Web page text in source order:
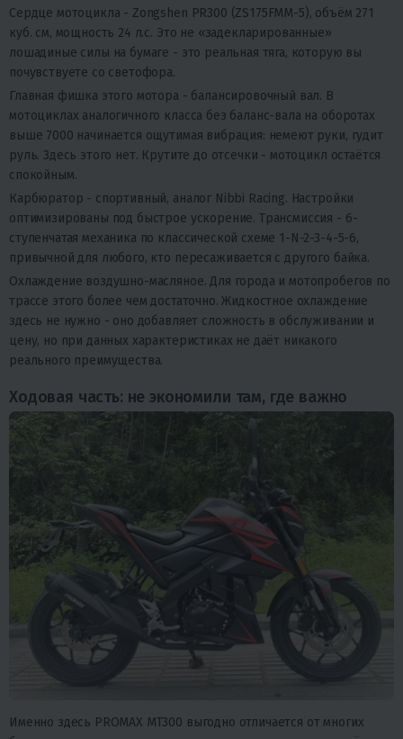
Сердце мотоцикла - Zongshen PR300 (ZS175FMM-5), объём 271
куб. см, мощность 24 л.с. Это не «задекларированные»
лошадиные силы на бумаге - это реальная тяга, которую вы
почувствуете со светофора.
Главная фишка этого мотора - балансировочный вал. В
мотоциклах аналогичного класса без баланс-вала на оборотах
выше 7000 начинается ощутимая вибрация: немеют руки, гудит
руль. Здесь этого нет. Крутите до отсечки - мотоцикл остаётся
спокойным.
Карбюратор - спортивный, аналог Nibbi Racing. Настройки
оптимизированы под быстрое ускорение. Трансмиссия - 6-
ступенчатая механика по классической схеме 1-N-2-3-4-5-6,
привычной для любого, кто пересаживается с другого байка.
Охлаждение воздушно-масляное. Для города и мотопробегов по
трассе этого более чем достаточно. Жидкостное охлаждение
здесь не нужно - оно добавляет сложность в обслуживании и
цену, но при данных характеристиках не даёт никакого
реального преимущества.
Ходовая часть: не экономили там, где важно
Именно здесь PROMAX MT300 выгодно отличается от многих